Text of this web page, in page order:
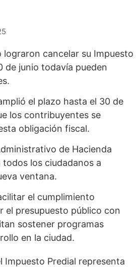
lograron cancelar su Impuesto
de junio todavía pueden
el plazo hasta el 30 de
los contribuyentes se
obligación fiscal.
de Hacienda
los ciudadanos a
ventana.
el cumplimiento
el presupuesto público con
sostener programas
en la ciudad.
Impuesto Predial representa